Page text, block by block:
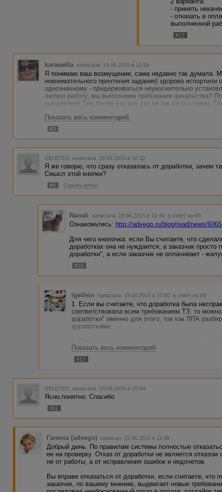
- принять
- отказать в
выполненной
#13
karawella написала 19.06.2015 в 10:26
Я понимаю ваш возмущение, сама недавно так думала.
невнимательного прочтения задания) здорово
однозначному - придерживаться неукоснительно
любую работу, мы выполняем требования начальства?
выполняем! Тем более что все это не так уж и сложно.
Показать весь комментарий
#8
DELETED написала 19.06.2015 в 10:32
Я же говорю, что сразу отказалась от доработки, зачем
Смысл этой кнопки?
#9 Скрыть ветку
Nanali написала 19.06.2015 в 10:40 в ответ на #9
Ознакомьтесь: http://advego.ru/blog/read/news/
Для чего кнопочка: если Вы считаете, что
доработках она не нуждается, а заказчик просто
доработки", а если заказчик не оплачивает -
#10
Igellein написала 19.06.2015 в 10:50 в ответ на #9
1. Если вы считаете, что доработка была
соответствовала всем требованиям ТЗ, то
доработки" именно для этого, так как ЛПА
доработками.
последовал отказ в оплате за неправильно (по
3. В ЛПА писать сюда:
правила обращения.
Отвечать конкретному человеку нужно, нажав
сообщение ему придет на почту, а так вы
Показать весь комментарий
#12
DELETED написала 19.06.2015 в 10:44
Ясно,понятно. Спасибо
#11
Галина (advego) написал 19.06.2015 в 11:48
Добрый день. По правилам системы полностью
ее на проверку. Отказ от доработки не является
не от работы, а от исправления ошибок и недочетов.
Вы вправе отказаться от доработки, если считаете,
заказчик, по вашему мнению, выдвигает новые